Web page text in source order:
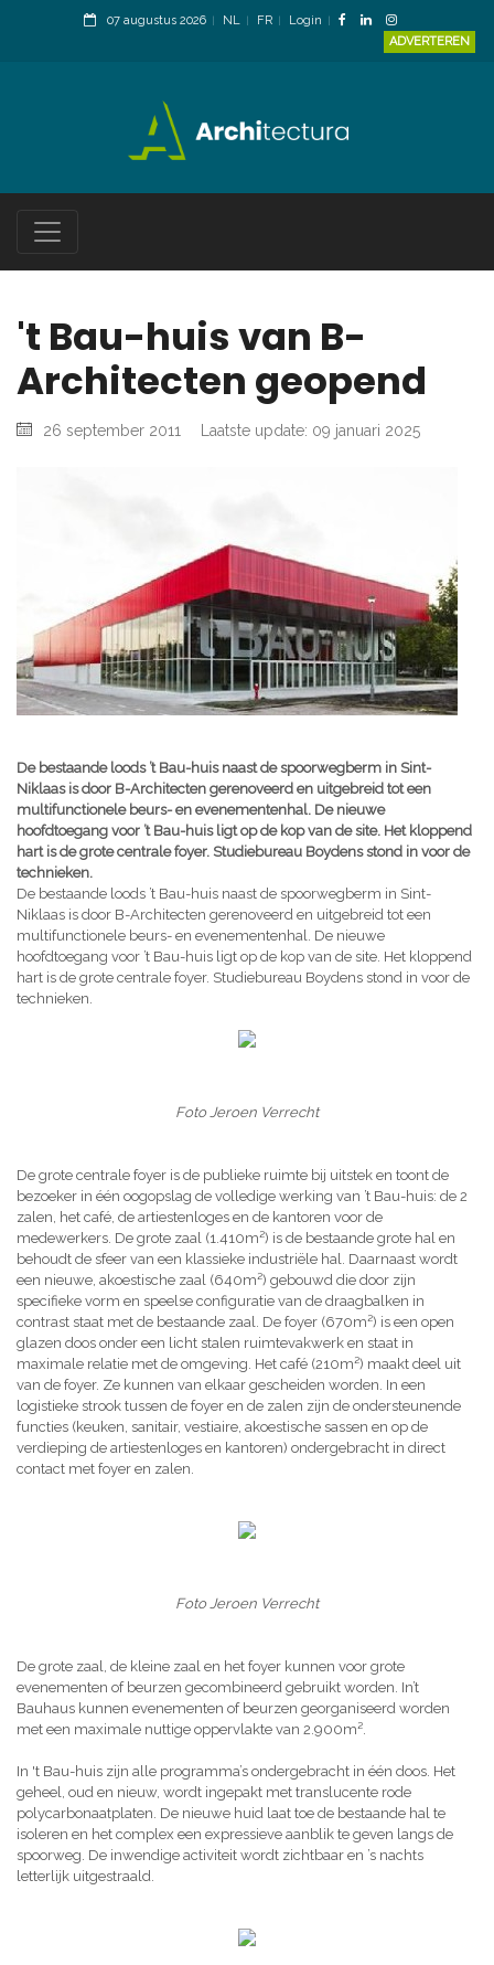
07 augustus 2026 NL FR
Login
ADVERTEREN
't Bau-huis van B-
Architecten geopend
26 september 2011 Laatste update: 09 januari 2025
De bestaande loods ’t Bau-huis naast de spoorwegberm in Sint-
Niklaas is door B-Architecten gerenoveerd en uitgebreid tot een
multifunctionele beurs- en evenementenhal. De nieuwe
hoofdtoegang voor ’t Bau-huis ligt op de kop van de site. Het kloppend
hart is de grote centrale foyer. Studiebureau Boydens stond in voor de
technieken.
De bestaande loods ’t Bau-huis naast de spoorwegberm in Sint-
Niklaas is door B-Architecten gerenoveerd en uitgebreid tot een
multifunctionele beurs- en evenementenhal. De nieuwe
hoofdtoegang voor ’t Bau-huis ligt op de kop van de site. Het kloppend
hart is de grote centrale foyer. Studiebureau Boydens stond in voor de
technieken.
Foto Jeroen Verrecht
De grote centrale foyer is de publieke ruimte bij uitstek en toont de
bezoeker in één oogopslag de volledige werking van ’t Bau-huis: de 2
zalen, het café, de artiestenloges en de kantoren voor de
medewerkers. De grote zaal (1.410m²) is de bestaande grote hal en
behoudt de sfeer van een klassieke industriële hal. Daarnaast wordt
een nieuwe, akoestische zaal (640m²) gebouwd die door zijn
specifieke vorm en speelse configuratie van de draagbalken in
contrast staat met de bestaande zaal. De foyer (670m²) is een open
glazen doos onder een licht stalen ruimtevakwerk en staat in
maximale relatie met de omgeving. Het café (210m²) maakt deel uit
van de foyer. Ze kunnen van elkaar gescheiden worden. In een
logistieke strook tussen de foyer en de zalen zijn de ondersteunende
functies (keuken, sanitair, vestiaire, akoestische sassen en op de
verdieping de artiestenloges en kantoren) ondergebracht in direct
contact met foyer en zalen.
Foto Jeroen Verrecht
De grote zaal, de kleine zaal en het foyer kunnen voor grote
evenementen of beurzen gecombineerd gebruikt worden. In’t
Bauhaus kunnen evenementen of beurzen georganiseerd worden
met een maximale nuttige oppervlakte van 2.900m².
In 't Bau-huis zijn alle programma’s ondergebracht in één doos. Het
geheel, oud en nieuw, wordt ingepakt met translucente rode
polycarbonaatplaten. De nieuwe huid laat toe de bestaande hal te
isoleren en het complex een expressieve aanblik te geven langs de
spoorweg. De inwendige activiteit wordt zichtbaar en ’s nachts
letterlijk uitgestraald.